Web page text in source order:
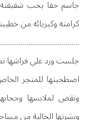
جاسم حقا يحب شقيقته
كرامته وكبريائه من
جلست ورد علي فراشها
اصطحبتها للمتجر
ونقض لملابسها